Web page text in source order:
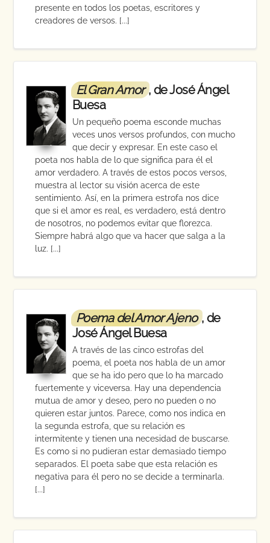
presente en todos los poetas, escritores y
creadores de versos. [...]
El Gran Amor , de José Ángel
Buesa
Un pequeño poema esconde muchas
veces unos versos profundos, con mucho
que decir y expresar. En este caso el
poeta nos habla de lo que significa para él el
amor verdadero. A través de estos pocos versos,
muestra al lector su visión acerca de este
sentimiento. Así, en la primera estrofa nos dice
que si el amor es real, es verdadero, está dentro
de nosotros, no podemos evitar que florezca.
Siempre habrá algo que va hacer que salga a la
luz. [...]
Poema del Amor Ajeno , de
José Ángel Buesa
A través de las cinco estrofas del
poema, el poeta nos habla de un amor
que se ha ido pero que lo ha marcado
fuertemente y viceversa. Hay una dependencia
mutua de amor y deseo, pero no pueden o no
quieren estar juntos. Parece, como nos indica en
la segunda estrofa, que su relación es
intermitente y tienen una necesidad de buscarse.
Es como si no pudieran estar demasiado tiempo
separados. El poeta sabe que esta relación es
negativa para él pero no se decide a terminarla.
[...]